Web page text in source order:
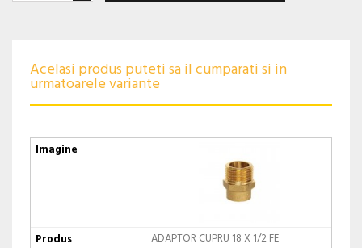
Acelasi produs puteti sa il cumparati si in
urmatoarele variante
ADAPTOR CUPRU 18 X 1/2 FE